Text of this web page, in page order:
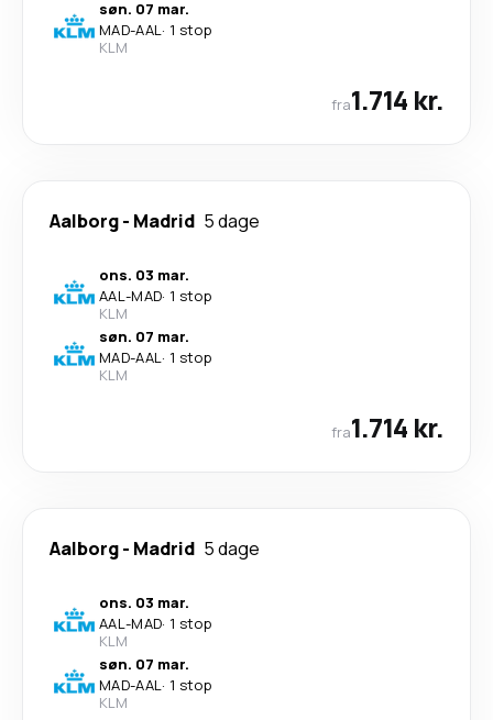
søn. 07 mar.
MAD-AAL· 1 stop
KLM
fra1.714 kr.
Aalborg- Madrid 5 dage
ons. 03 mar.
AAL-MAD· 1 stop
KLM
søn. 07 mar.
MAD-AAL· 1 stop
KLM
fra1.714 kr.
Aalborg- Madrid 5 dage
ons. 03 mar.
AAL-MAD· 1 stop
KLM
søn. 07 mar.
MAD-AAL· 1 stop
KLM